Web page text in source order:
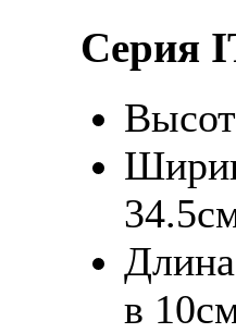
Серия
в